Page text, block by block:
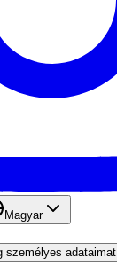
Magyar
személyes adataimat